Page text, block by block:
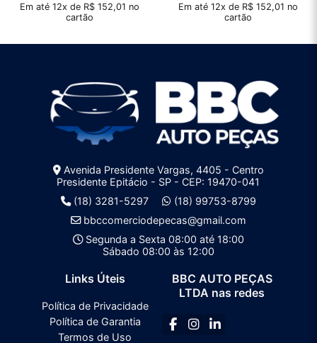
Em até 12x de R$ 152,01 no
cartão
Em até 12x de R$ 152,01 no
cartão
Avenida Presidente Vargas, 4405 - Centro
Presidente Epitácio - SP - CEP: 19470-041
(18) 3281-5297
(18) 99753-8799
bbccomerciodepecas@gmail.com
Segunda a Sexta 08:00 até 18:00
Sábado 08:00 às 12:00
Links Úteis
Política de Privacidade
Política de Garantia
Termos de Uso
BBC AUTO PEÇAS
LTDA nas redes